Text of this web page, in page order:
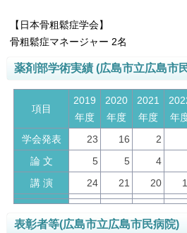
【日本骨粗鬆症学会】
骨粗鬆症マネージャー 2名
薬剤部学術実績 (広島市立広島市
項目
2019
年度
2020
年度
2021
年度
年
学会発表
23 16 2
論 文
5 5 4
講 演
24 21 20
表彰者等(広島市立広島市民病院)